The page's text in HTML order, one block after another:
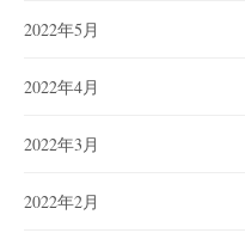
2022年5月
2022年4月
2022年3月
2022年2月